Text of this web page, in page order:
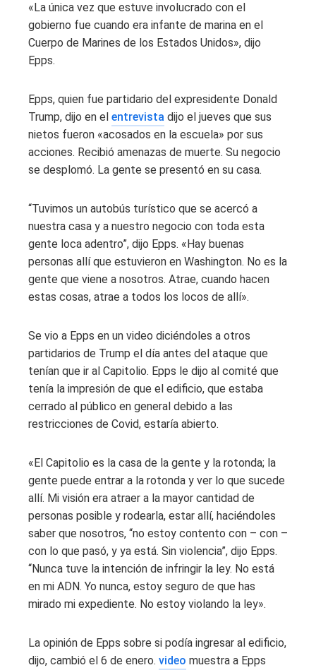
«La única vez que estuve involucrado con el
gobierno fue cuando era infante de marina en el
Cuerpo de Marines de los Estados Unidos», dijo
Epps.
Epps, quien fue partidario del expresidente Donald
Trump, dijo en el entrevista dijo el jueves que sus
nietos fueron «acosados ​​en la escuela» por sus
acciones. Recibió amenazas de muerte. Su negocio
se desplomó. La gente se presentó en su casa.
“Tuvimos un autobús turístico que se acercó a
nuestra casa y a nuestro negocio con toda esta
gente loca adentro”, dijo Epps. «Hay buenas
personas allí que estuvieron en Washington. No es la
gente que viene a nosotros. Atrae, cuando hacen
estas cosas, atrae a todos los locos de allí».
Se vio a Epps en un video diciéndoles a otros
partidarios de Trump el día antes del ataque que
tenían que ir al Capitolio. Epps le dijo al comité que
tenía la impresión de que el edificio, que estaba
cerrado al público en general debido a las
restricciones de Covid, estaría abierto.
«El Capitolio es la casa de la gente y la rotonda; la
gente puede entrar a la rotonda y ver lo que sucede
allí. Mi visión era atraer a la mayor cantidad de
personas posible y rodearla, estar allí, haciéndoles
saber que nosotros, “no estoy contento con – con –
con lo que pasó, y ya está. Sin violencia”, dijo Epps.
“Nunca tuve la intención de infringir la ley. No está
en mi ADN. Yo nunca, estoy seguro de que has
mirado mi expediente. No estoy violando la ley».
La opinión de Epps sobre si podía ingresar al edificio,
dijo, cambió el 6 de enero. video muestra a Epps